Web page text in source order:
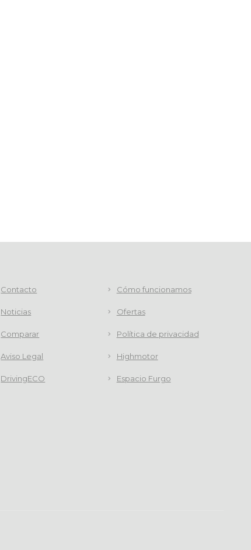
Contacto Cómo funcionamos
Noticias Ofertas
Comparar Política de privacidad
Aviso Legal Highmotor
DrivingECO Espacio Furgo